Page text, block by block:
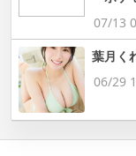
07/13
葉月く
06/29